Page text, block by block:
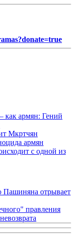
как армян: Гений
Мкртчян
армян
с одной из
Пашиняна отрывает
правления